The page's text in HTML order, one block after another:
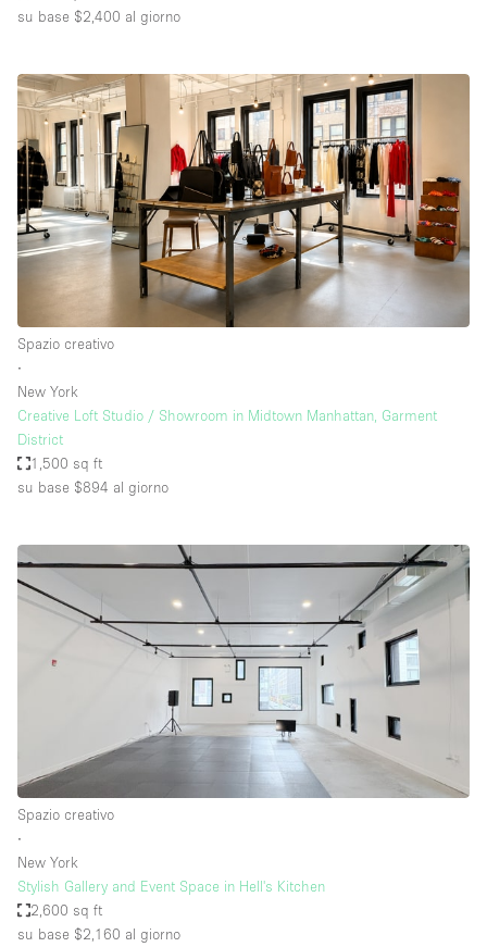
su base $2,400 al giorno
Spazio creativo
∙
New York
Creative Loft Studio / Showroom in Midtown Manhattan, Garment
District
1,500 sq ft
su base $894 al giorno
Spazio creativo
∙
New York
Stylish Gallery and Event Space in Hell's Kitchen
2,600 sq ft
su base $2,160 al giorno